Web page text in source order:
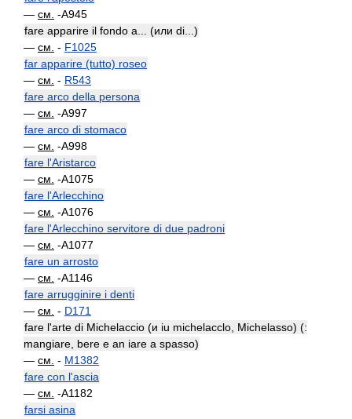
— см. -A945
fare apparire il fondo a... (или di...)
— см. - F1025
far apparire (tutto) roseo
— см. - R543
fare arco della persona
— см. -A997
fare arco di stomaco
— см. -A998
fare l'Aristarco
— см. -A1075
fare l'Arlecchino
— см. -A1076
fare l'Arlecchino servitore di due padroni
— см. -A1077
fare un arrosto
— см. -A1146
fare arrugginire i denti
— см. - D171
fare l'arte di Michelaccio (и iu michelacclo, Michelasso) (:
mangiare, bere e an iare a spasso)
— см. - M1382
fare con l'ascia
— см. -A1182
farsi asina